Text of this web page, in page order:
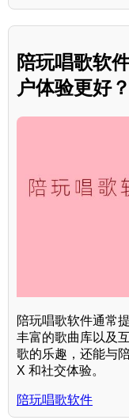
陪玩唱歌软
户体验更好？
陪玩唱歌软件通常
丰富的歌曲库以及
歌的乐趣，还能与
X 和社交体验。
陪玩唱歌软件